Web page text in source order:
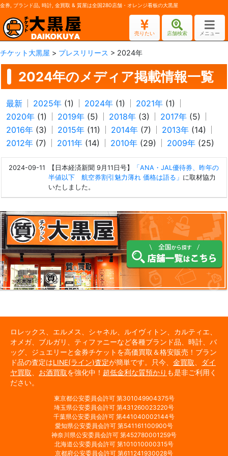
金券, ブランド品, 時計, 金買取 & 質屋は全国280店舗・オレンジ看板の大黒屋
売りたい 店舗検索 メニュー
チケット大黒屋 > プレスリリース > 2024年
2024年のメディア掲載情報一覧
最新 2025年 (1) 2024年 (1) 2021年 (1)
2020年 (1) 2019年 (5) 2018年 (3) 2017年 (5)
2016年 (3) 2015年 (11) 2014年 (7) 2013年 (14)
2012年 (7) 2011年 (14) 2010年 (29) 2009年 (25)
2024-09-11 【日本経済新聞 9月11日号】
「ANA・JAL優待券、昨年の
半値以下 航空券割引魅力薄れ 価格は語る」 に取材協力
いたしました。
ロレックス、エルメス、シャネル、ルイヴィトン、カルティエ、
オメガ、ブルガリ、ティファニーなど各種ブランド品、時計、バ
ッグ、ジュエリーと金券チケットを高価買取＆格安販売！ブラン
ド品の査定はLINE(ライン)査定が簡単です。只今、 金買取
ダイ
ヤ買取
お酒買取を強化中！ 超低金利な質預かり も是非ご利用く
ださい。
東京都公安委員会許可 第301049904375号
埼玉県公安委員会許可 第431260023220号
千葉県公安委員会許可 第441040002144号
愛知県公安委員会許可 第541161100900号
神奈川県公安委員会許可 第452780001259号
北海道公安委員会許可 第101010000315号
京都府公安委員会許可 第611241930028号